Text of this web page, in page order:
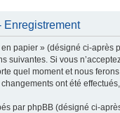
Enregistrement
papier » (désigné ci-après
suivantes. Si vous
quel moment et nous
ont été
par phpBB (désigné ci-